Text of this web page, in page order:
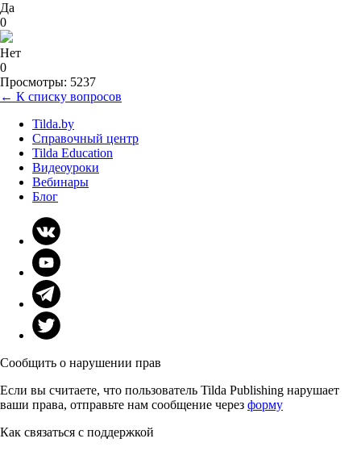
Да
0
Нет
0
Просмотры: 5237
← К списку вопросов
Tilda.by
Справочный центр
Tilda Education
Видеоуроки
Вебинары
Блог
Сообщить о нарушении прав
Если вы считаете, что пользователь Tilda Publishing нарушает
ваши права, отправьте нам сообщение через форму
Как связаться с поддержкой